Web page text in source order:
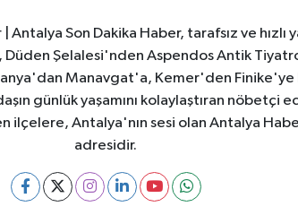
Son Dakika Haber, tarafsız ve hızlı
Düden Şelalesi'nden Aspendos Antik
Manavgat'a, Kemer'den
günlük yaşamını kolaylaştıran
Antalya'nın sesi olan Antalya
adresidir.